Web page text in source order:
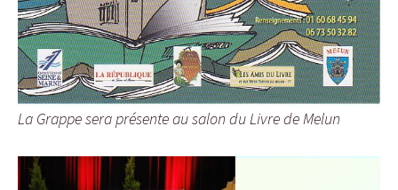
La Grappe sera présente au salon du Livre de Melun